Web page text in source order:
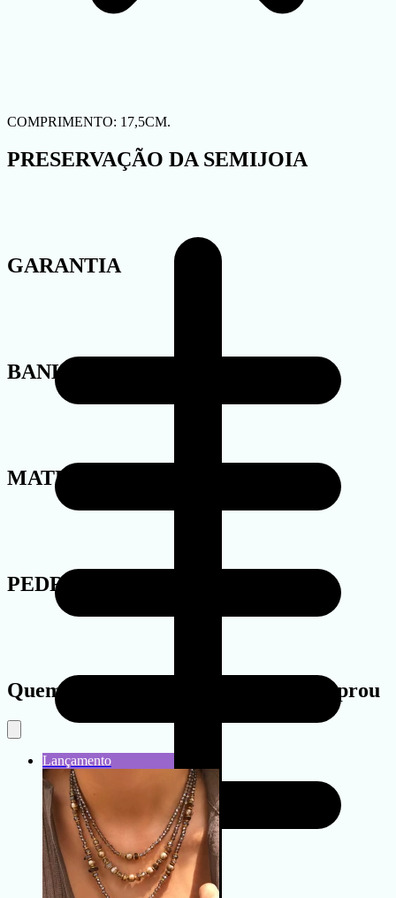
COMPRIMENTO: 17,5CM.
PRESERVAÇÃO DA SEMIJOIA
GARANTIA
BANHO
MATERIAL
PEDRA
Quem viu este produto também comprou